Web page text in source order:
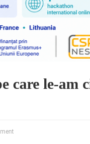
care le-am